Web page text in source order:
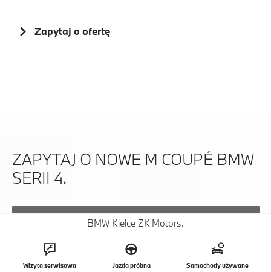
Zapytaj o ofertę
ZAPYTAJ O NOWE M COUPÉ BMW
SERII 4.
Zadzwoń teraz
Lub zostaw swoje dane do kontaktu.
BMW Kielce ZK Motors.
Wizyta serwisowa Jazda próbna Samochody używane